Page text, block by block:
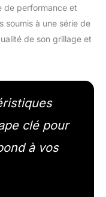
de performance et
soumis à une série de
de son grillage et
clé pour
à vos